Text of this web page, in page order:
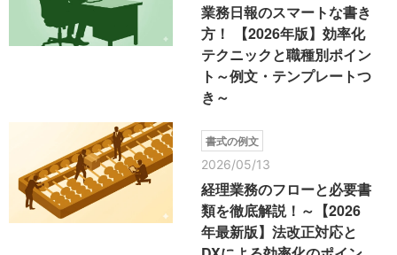
業務日報のスマートな書き
方！ 【2026年版】効率化
テクニックと職種別ポイン
ト～例文・テンプレートつ
き～
書式の例文
2026/05/13
経理業務のフローと必要書
類を徹底解説！～【2026
年最新版】法改正対応と